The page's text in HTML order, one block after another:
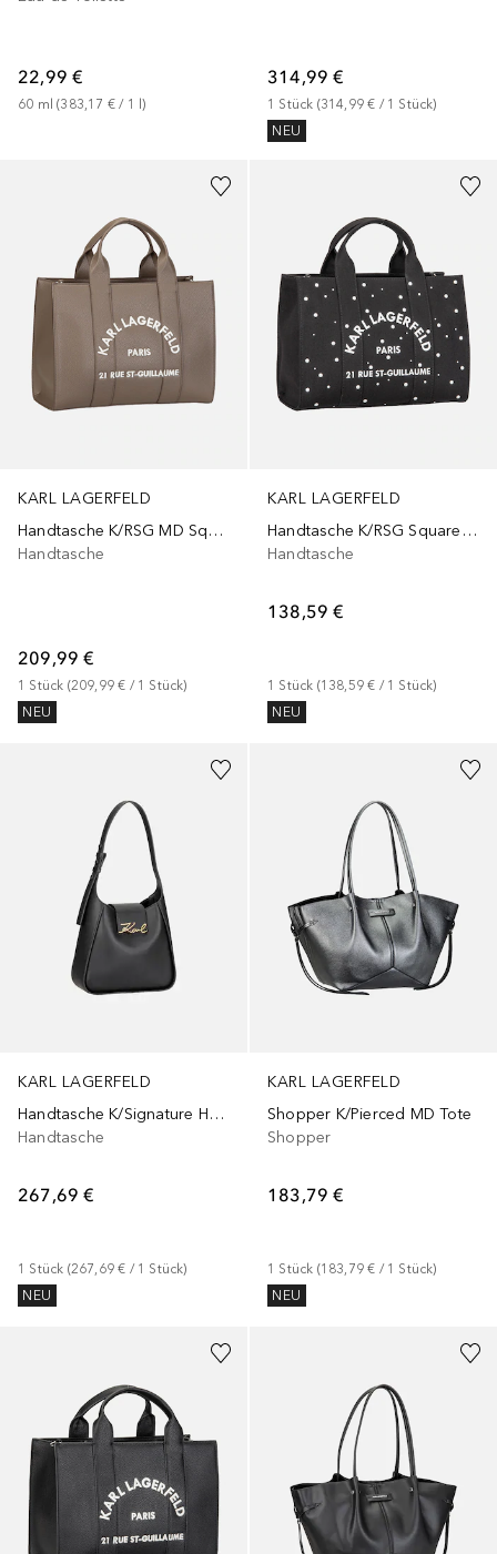
22,99 €
60 ml (383,17 € / 1 l)
314,99 €
1 Stück (314,99 € / 1 Stück)
NEU
KARL LAGERFELD
Handtasche K/RSG MD Square Tote Pebbled Emb
Handtasche
209,99 €
1 Stück (209,99 € / 1 Stück)
NEU
KARL LAGERFELD
Handtasche K/RSG Square Pearls MD Tote
Handtasche
138,59 €
1 Stück (138,59 € / 1 Stück)
NEU
KARL LAGERFELD
Handtasche K/Signature Hobo
Handtasche
267,69 €
1 Stück (267,69 € / 1 Stück)
NEU
KARL LAGERFELD
Shopper K/Pierced MD Tote
Shopper
183,79 €
1 Stück (183,79 € / 1 Stück)
NEU